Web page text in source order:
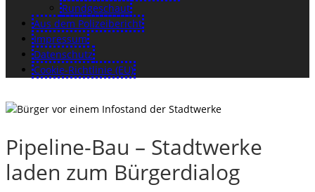
Rundgeschaut
Aus dem Polizeibericht
Impressum
Datenschutz
Cookie-Richtlinie (EU)
Pipeline-Bau – Stadtwerke
laden zum Bürgerdialog